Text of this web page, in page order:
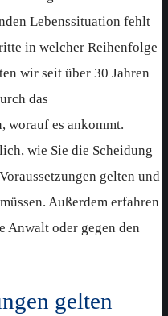
Lebenssituation fehlt
in welcher Reihenfolge
wir seit über 30 Jahren
das
worauf es ankommt.
wie Sie die Scheidung
gelten und
Außerdem erfahren
Anwalt oder gegen den
gelten